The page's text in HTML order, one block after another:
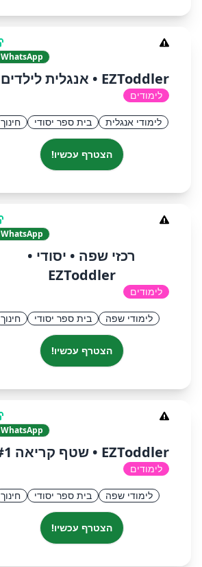
WhatsApp
EZToddler • אנגלית לילדים
לימודים
לימודי אנגלית בית ספר יסודי חינוך
הצטרף עכשיו!
WhatsApp
רכזי שפה • יסודי •
EZToddler
לימודים
לימודי שפה בית ספר יסודי חינוך
הצטרף עכשיו!
WhatsApp
EZToddler • שטף קריאה #1
לימודים
לימודי שפה בית ספר יסודי חינוך
הצטרף עכשיו!